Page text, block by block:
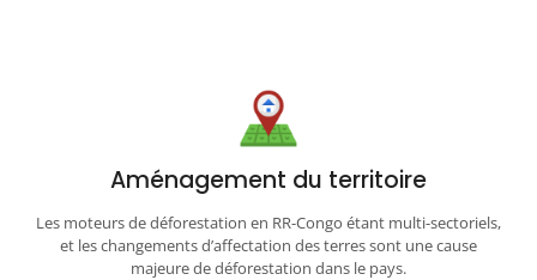
Aménagement du territoire
Les moteurs de déforestation en RR-Congo étant multi-sectoriels,
et les changements d’affectation des terres sont une cause
majeure de déforestation dans le pays.